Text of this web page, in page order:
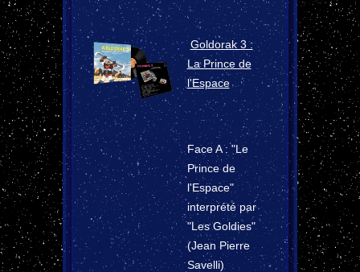
Goldorak 3 :
La Prince de
l'Espace
Face A : "Le
Prince de
l'Espace"
interprété par
"Les Goldies"
(Jean Pierre
Savelli)